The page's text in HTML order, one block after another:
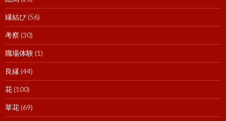
縁結び(56)
考察 (30)
職場体験(1)
良縁 (44)
花(100)
草花(69)